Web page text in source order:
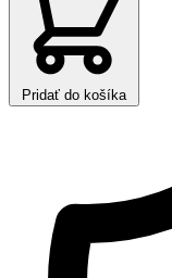
Pridať do košíka